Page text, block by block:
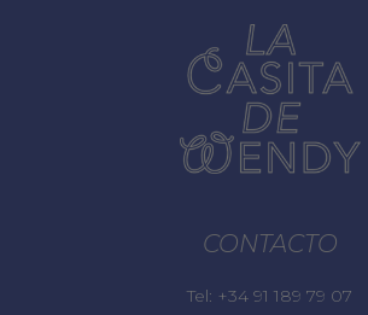
CONTACTO
Tel: +34 91 189 79 07